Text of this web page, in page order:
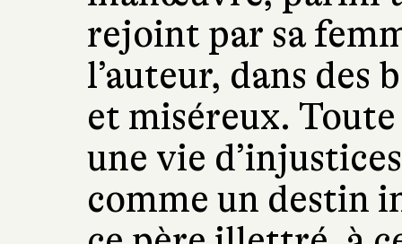
rejoint par sa
l’auteur, dans des
et miséreux.
une vie
comme un destin